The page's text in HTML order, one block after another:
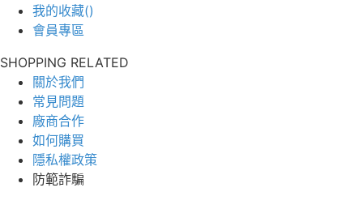
我的收藏()
會員專區
SHOPPING RELATED
關於我們
常見問題
廠商合作
如何購買
隱私權政策
防範詐騙